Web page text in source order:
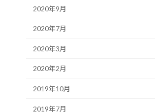
2020年9月
2020年7月
2020年3月
2020年2月
2019年10月
2019年7月